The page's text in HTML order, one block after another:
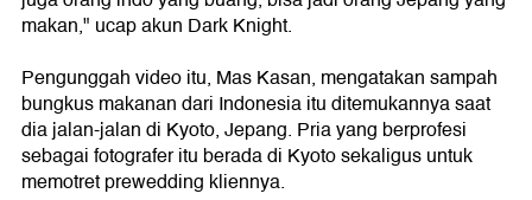
makan," ucap akun Dark Knight.
Pengunggah video itu, Mas Kasan, mengatakan sampah
bungkus makanan dari Indonesia itu ditemukannya saat
dia jalan-jalan di Kyoto, Jepang. Pria yang berprofesi
sebagai fotografer itu berada di Kyoto sekaligus untuk
memotret prewedding kliennya.